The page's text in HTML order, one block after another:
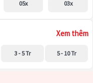
05x 03x
Xem thêm
3 - 5 Tr 5 - 10 Tr